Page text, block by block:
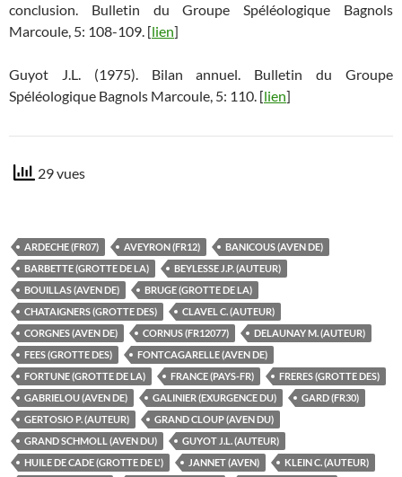
conclusion. Bulletin du Groupe Spéléologique Bagnols
Marcoule, 5: 108-109. [lien]
Guyot J.L. (1975). Bilan annuel. Bulletin du Groupe
Spéléologique Bagnols Marcoule, 5: 110. [lien]
29 vues
ARDECHE (FR07) AVEYRON (FR12)
BANICOUS (AVEN DE)
BARBETTE (GROTTE DE LA)
BEYLESSE J.P. (AUTEUR)
BOUILLAS (AVEN DE)
BRUGE (GROTTE DE LA)
CHATAIGNERS (GROTTE DES)
CLAVEL C. (AUTEUR)
CORGNES (AVEN DE)
CORNUS (FR12077)
DELAUNAY M. (AUTEUR)
FEES (GROTTE DES)
FONTCAGARELLE (AVEN DE)
FORTUNE (GROTTE DE LA)
FRANCE (PAYS-FR)
FRERES (GROTTE DES)
GABRIELOU (AVEN DE)
GALINIER (EXURGENCE DU)
GARD (FR30)
GERTOSIO P. (AUTEUR)
GRAND CLOUP (AVEN DU)
GRAND SCHMOLL (AVEN DU)
GUYOT J.L. (AUTEUR)
HUILE DE CADE (GROTTE DE L')
JANNET (AVEN)
KLEIN C. (AUTEUR)